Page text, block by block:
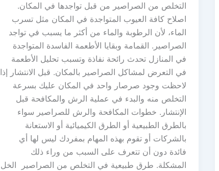
التخلص من الصراصير من قبل تواجدها في المكان.
اصلاح كافة العيوب المتواجدة في المكان مثل تسرب
الماء، لأن الرطوبة والماء من أكثر ما يسبب في تواجد
الصراصير. القمامة وبقايا الأطعمة الفاسدة المتواجدة
في المنازل تحدث رائحة نفاذة وتسبب تحليل الأطعمة
في التعرض لمشاكل الصراصير بالمكان. قبل الانتشار إذا
لاحظت وجود صرصار واحد في المكان عليك بسرعة
التخلص منه والبدء في عملية الرش والمكافحة قبل
الإنتشار. خطوات المكافحة والرش للصراصير سواء
بالطرق الطبيعية أو الطرق الكيميائية أو الاستعانة
بالشركات أو تقوم بهذه المهام بمفردك ليس لها أي
فائدة دون أن تتعرف على السبب من وراء ذلك
المشكلة. طرق طبيعية في التخلص من الصراصير الخل